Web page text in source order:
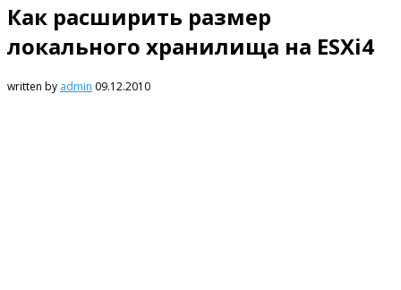
Как расширить размер
локального хранилища на ESXi4
written by admin 09.12.2010